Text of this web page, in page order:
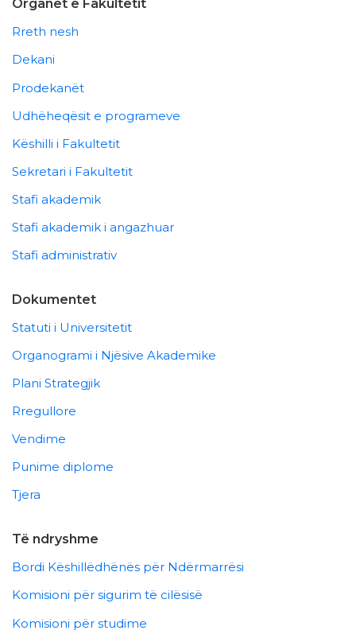
Organet e Fakultetit
Rreth nesh
Dekani
Prodekanët
Udhëheqësit e programeve
Këshilli i Fakultetit
Sekretari i Fakultetit
Stafi akademik
Stafi akademik i angazhuar
Stafi administrativ
Dokumentet
Statuti i Universitetit
Organogrami i Njësive Akademike
Plani Strategjik
Rregullore
Vendime
Punime diplome
Tjera
Të ndryshme
Bordi Këshillëdhënës për Ndërmarrësi
Komisioni për sigurim të cilësisë
Komisioni për studime